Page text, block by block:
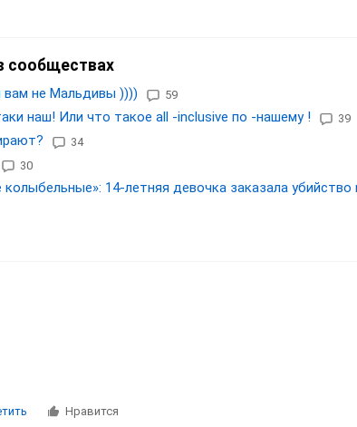
сообществах
вам не Мальдивы )))) 59
наш! Или что такое all -inclusive по -нашему ! 39
34
30
14-летняя девочка заказала
Нравится